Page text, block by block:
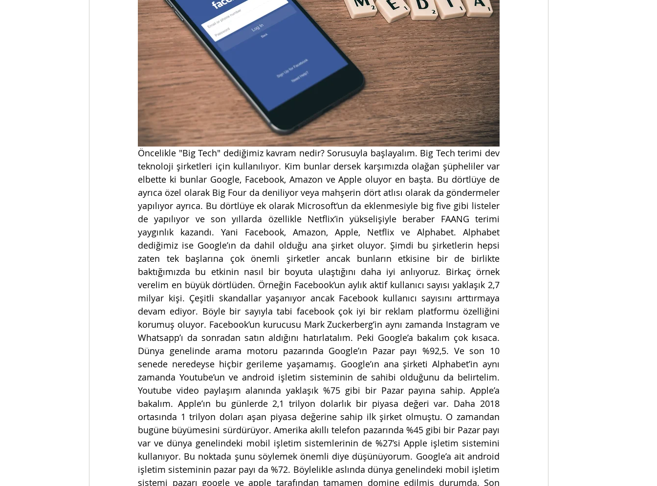
Öncelikle "Big Tech" dediğimiz kavram nedir? Sorusuyla başlayalım. Big Tech terimi dev
teknoloji şirketleri için kullanılıyor. Kim bunlar dersek karşımızda olağan şüpheliler var
elbette ki bunlar Google, Facebook, Amazon ve Apple oluyor en başta. Bu dörtlüye de
ayrıca özel olarak Big Four da deniliyor veya mahşerin dört atlısı olarak da göndermeler
yapılıyor ayrıca. Bu dörtlüye ek olarak Microsoft’un da eklenmesiyle big five gibi listeler
de yapılıyor ve son yıllarda özellikle Netflix’in yükselişiyle beraber FAANG terimi
yaygınlık kazandı. Yani Facebook, Amazon, Apple, Netflix ve Alphabet. Alphabet
dediğimiz ise Google’ın da dahil olduğu ana şirket oluyor. Şimdi bu şirketlerin hepsi
zaten tek başlarına çok önemli şirketler ancak bunların etkisine bir de birlikte
baktığımızda bu etkinin nasıl bir boyuta ulaştığını daha iyi anlıyoruz. Birkaç örnek
verelim en büyük dörtlüden. Örneğin Facebook’un aylık aktif kullanıcı sayısı yaklaşık 2,7
milyar kişi. Çeşitli skandallar yaşanıyor ancak Facebook kullanıcı sayısını arttırmaya
devam ediyor. Böyle bir sayıyla tabi facebook çok iyi bir reklam platformu özelliğini
korumuş oluyor. Facebook’un kurucusu Mark Zuckerberg’in aynı zamanda Instagram ve
Whatsapp’ı da sonradan satın aldığını hatırlatalım. Peki Google’a bakalım çok kısaca.
Dünya genelinde arama motoru pazarında Google’ın Pazar payı %92,5. Ve son 10
senede neredeyse hiçbir gerileme yaşamamış. Google’ın ana şirketi Alphabet’in aynı
zamanda Youtube’un ve android işletim sisteminin de sahibi olduğunu da belirtelim.
Youtube video paylaşım alanında yaklaşık %75 gibi bir Pazar payına sahip. Apple’a
bakalım. Apple’ın bu günlerde 2,1 trilyon dolarlık bir piyasa değeri var. Daha 2018
ortasında 1 trilyon doları aşan piyasa değerine sahip ilk şirket olmuştu. O zamandan
bugüne büyümesini sürdürüyor. Amerika akıllı telefon pazarında %45 gibi bir Pazar payı
var ve dünya genelindeki mobil işletim sistemlerinin de %27’si Apple işletim sistemini
kullanıyor. Bu noktada şunu söylemek önemli diye düşünüyorum. Google’a ait android
işletim sisteminin pazar payı da %72. Böylelikle aslında dünya genelindeki mobil işletim
sistemi pazarı google ve apple tarafından tamamen domine edilmiş durumda. Son